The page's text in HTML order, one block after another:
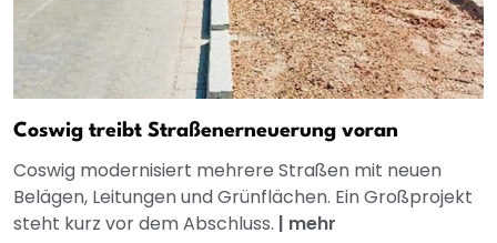
Coswig treibt Straßenerneuerung voran
Coswig modernisiert mehrere Straßen mit neuen
Belägen, Leitungen und Grünflächen. Ein Großprojekt
steht kurz vor dem Abschluss. | mehr